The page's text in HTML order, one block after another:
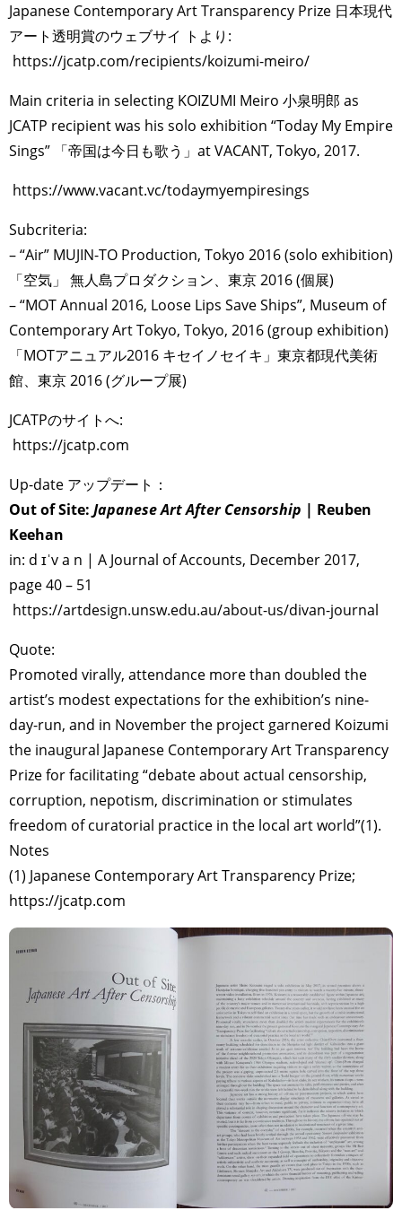
Japanese Contemporary Art Transparency Prize 日本現代
アート透明賞のウェブサイ トより:
https://jcatp.com/recipients/koizumi-meiro/
Main criteria in selecting KOIZUMI Meiro 小泉明郎 as
JCATP recipient was his solo exhibition “Today My Empire
Sings” 「帝国は今日も歌う」at VACANT, Tokyo, 2017.
https://www.vacant.vc/todaymyempiresings
Subcriteria:
– “Air” MUJIN-TO Production, Tokyo 2016 (solo exhibition)
「空気」 無人島プロダクション、東京 2016 (個展)
– “MOT Annual 2016, Loose Lips Save Ships”, Museum of
Contemporary Art Tokyo, Tokyo, 2016 (group exhibition)
「MOTアニュアル2016 キセイノセイキ」東京都現代美術
館、東京 2016 (グループ展)
JCATPのサイトへ:
https://jcatp.com
Up-date アップデート：
Out of Site:Japanese Art After Censorship | Reuben
Keehan
in: d ɪˈv a n | A Journal of Accounts, December 2017,
page 40 – 51
https://artdesign.unsw.edu.au/about-us/divan-journal
Quote:
Promoted virally, attendance more than doubled the
artist’s modest expectations for the exhibition’s nine-
day-run, and in November the project garnered Koizumi
the inaugural Japanese Contemporary Art Transparency
Prize for facilitating “debate about actual censorship,
corruption, nepotism, discrimination or stimulates
freedom of curatorial practice in the local art world”(1).
Notes
(1) Japanese Contemporary Art Transparency Prize;
https://jcatp.com